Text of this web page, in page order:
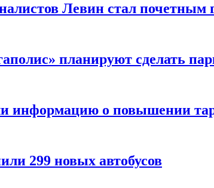
Левин стал почетным
планируют сделать
информацию о повышении
299 новых автобусов